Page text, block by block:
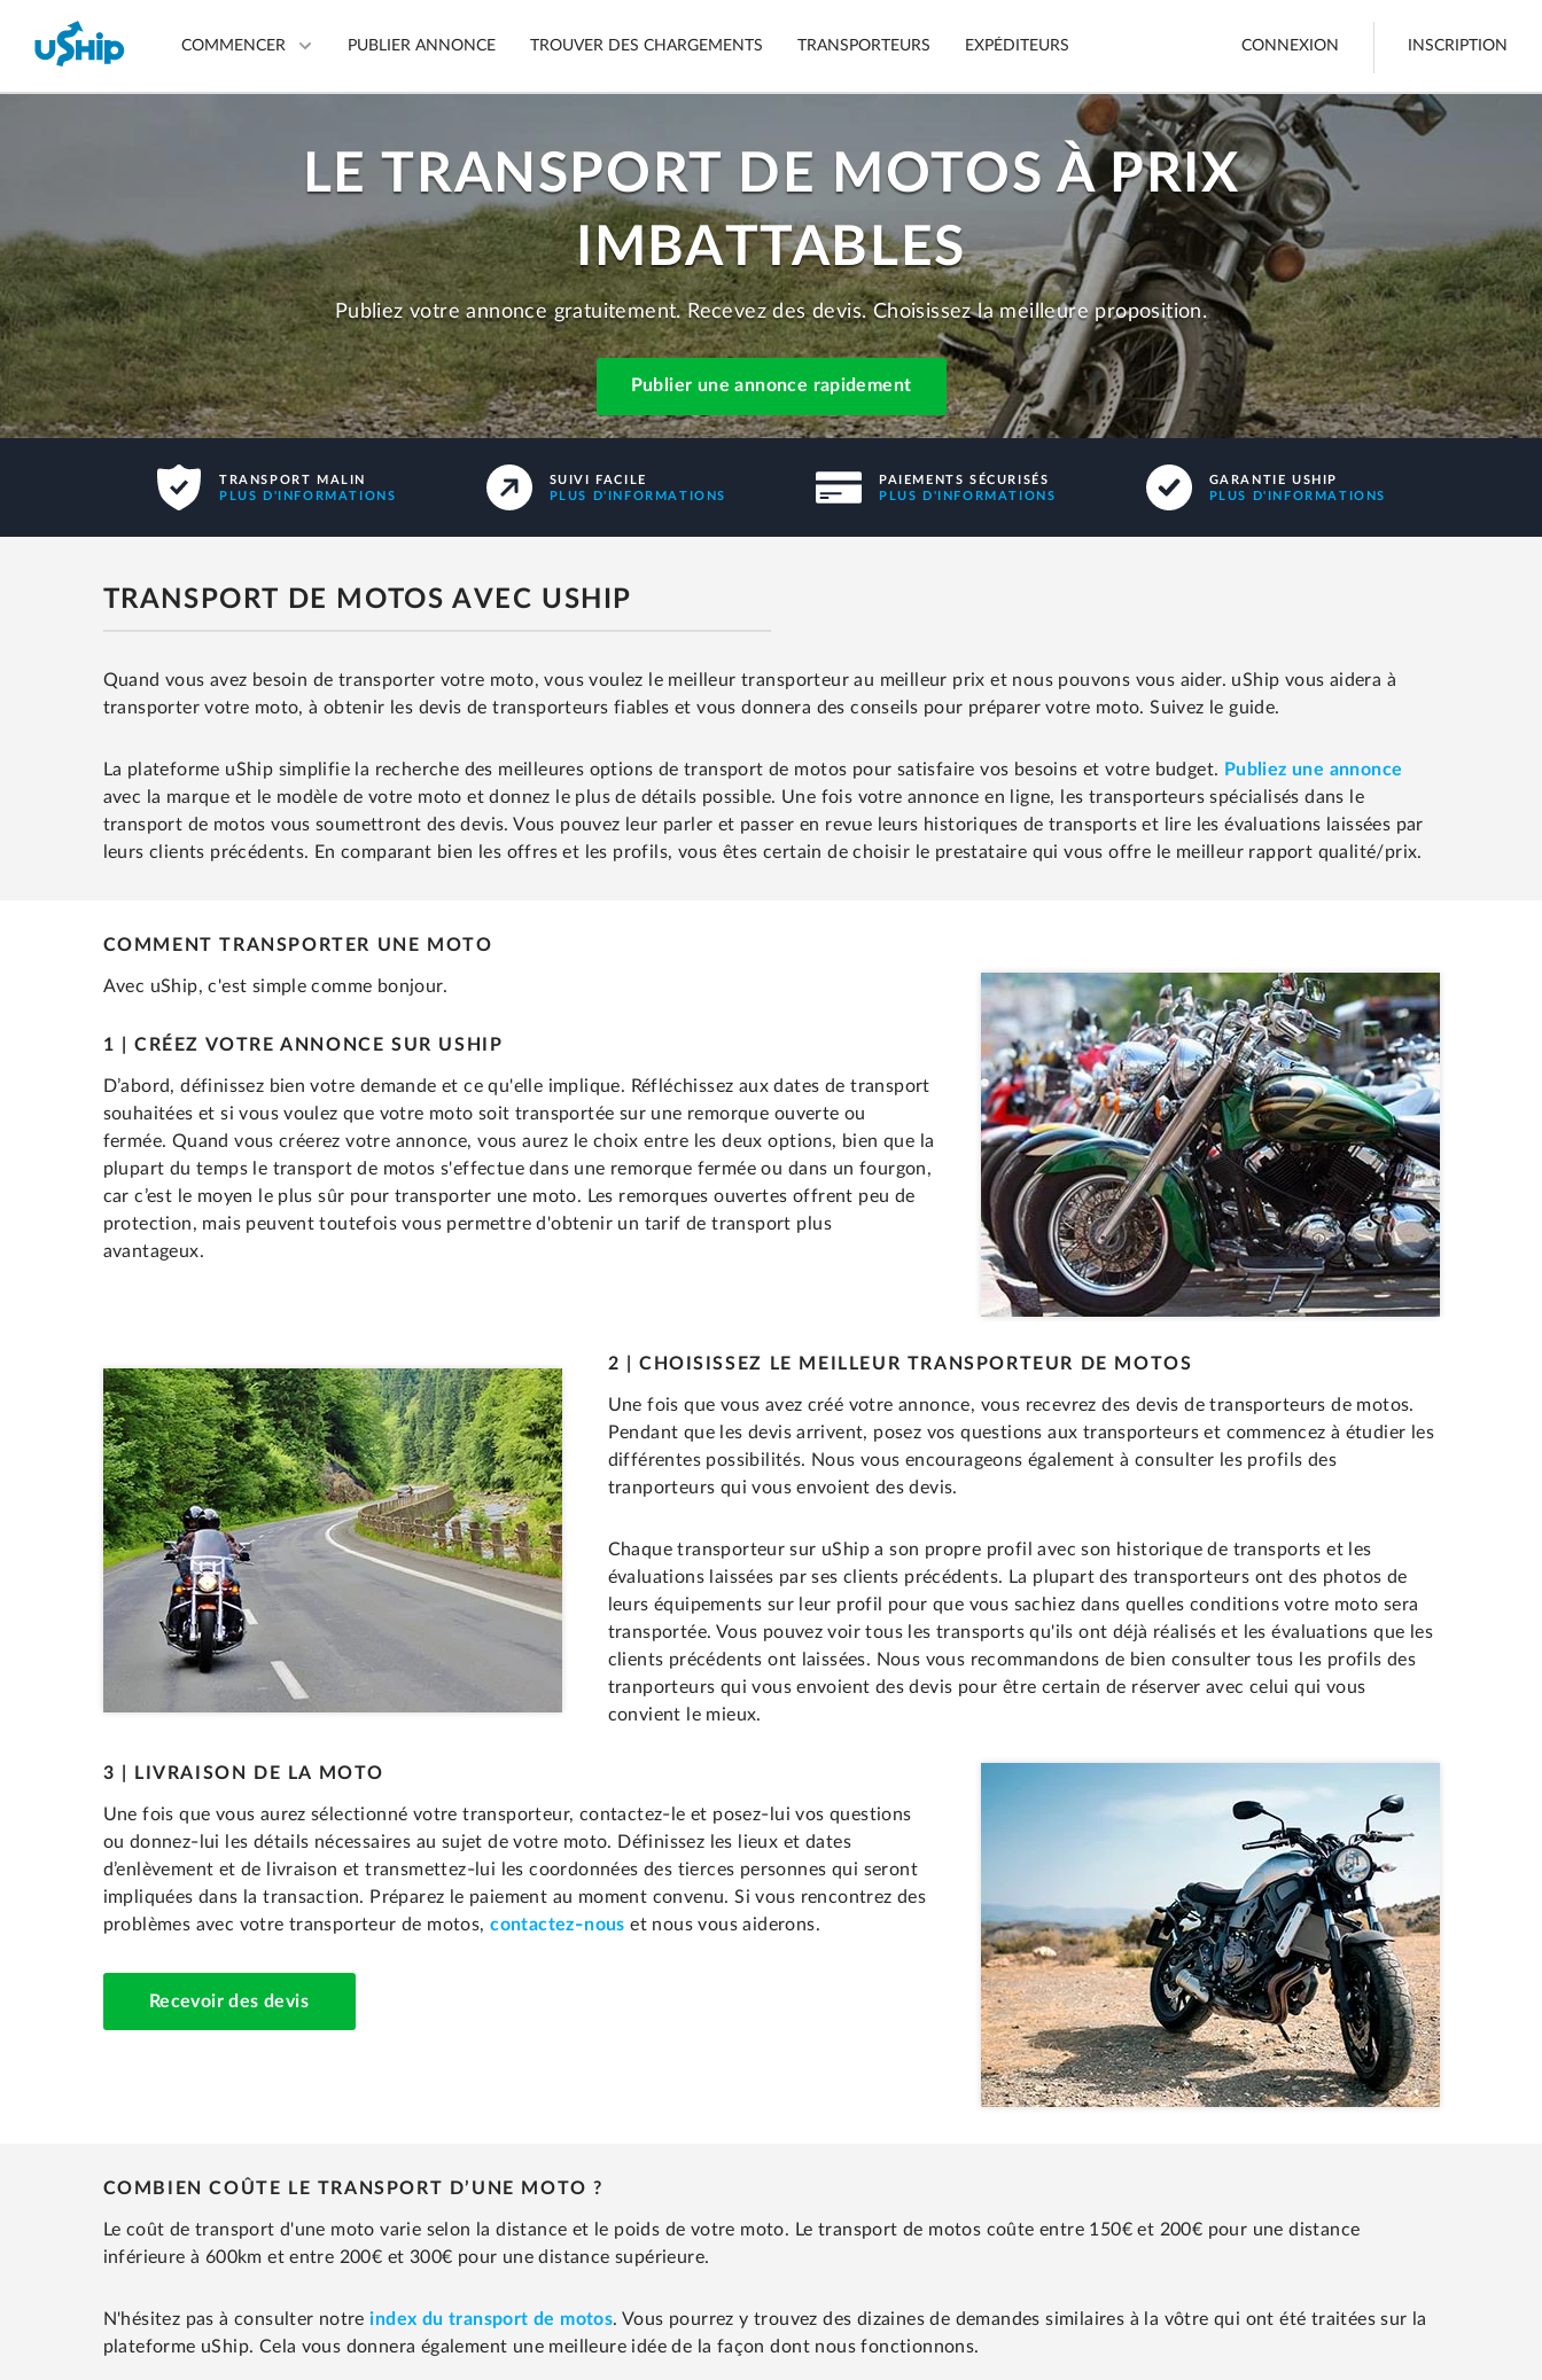
COMMENCER
Publiez votre annonce
Comparez les devis
Choisissez votre
transporteur
Des questions ? On vous aide.
En savoir plus
Suivi
Appli mobile
Sécurité
Garantie
Paiements sécurisés
Motos
Meubles
Fret
Bateaux
Voir tout
Publier une annonce
PUBLIER ANNONCE TROUVER DES CHARGEMENTS TRANSPORTEURS EXPÉDITEURS CONNEXION INSCRIPTION
LE TRANSPORT DE MOTOS À PRIX
IMBATTABLES
Publiez votre annonce gratuitement. Recevez des devis. Choisissez la meilleure proposition.
Publier une annonce rapidement
TRANSPORT MALIN
PLUS D'INFORMATIONS
SUIVI FACILE
PLUS D'INFORMATIONS
PAIEMENTS SÉCURISÉS
PLUS D'INFORMATIONS
GARANTIE USHIP
PLUS D'INFORMATIONS
TRANSPORT DE MOTOS AVEC USHIP
Quand vous avez besoin de transporter votre moto, vous voulez le meilleur transporteur au meilleur prix et nous pouvons vous aider. uShip vous aidera à
transporter votre moto, à obtenir les devis de transporteurs fiables et vous donnera des conseils pour préparer votre moto. Suivez le guide.
La plateforme uShip simplifie la recherche des meilleures options de transport de motos pour satisfaire vos besoins et votre budget. Publiez une annonce
avec la marque et le modèle de votre moto et donnez le plus de détails possible. Une fois votre annonce en ligne, les transporteurs spécialisés dans le
transport de motos vous soumettront des devis. Vous pouvez leur parler et passer en revue leurs historiques de transports et lire les évaluations laissées par
leurs clients précédents. En comparant bien les offres et les profils, vous êtes certain de choisir le prestataire qui vous offre le meilleur rapport qualité/prix.
COMMENT TRANSPORTER UNE MOTO
Avec uShip, c'est simple comme bonjour.
1 | CRÉEZ VOTRE ANNONCE SUR USHIP
D’abord, définissez bien votre demande et ce qu'elle implique. Réfléchissez aux dates de transport
souhaitées et si vous voulez que votre moto soit transportée sur une remorque ouverte ou
fermée. Quand vous créerez votre annonce, vous aurez le choix entre les deux options, bien que la
plupart du temps le transport de motos s'effectue dans une remorque fermée ou dans un fourgon,
car c’est le moyen le plus sûr pour transporter une moto. Les remorques ouvertes offrent peu de
protection, mais peuvent toutefois vous permettre d'obtenir un tarif de transport plus
avantageux.
2 | CHOISISSEZ LE MEILLEUR TRANSPORTEUR DE MOTOS
Une fois que vous avez créé votre annonce, vous recevrez des devis de transporteurs de motos.
Pendant que les devis arrivent, posez vos questions aux transporteurs et commencez à étudier les
différentes possibilités. Nous vous encourageons également à consulter les profils des
tranporteurs qui vous envoient des devis.
Chaque transporteur sur uShip a son propre profil avec son historique de transports et les
évaluations laissées par ses clients précédents. La plupart des transporteurs ont des photos de
leurs équipements sur leur profil pour que vous sachiez dans quelles conditions votre moto sera
transportée. Vous pouvez voir tous les transports qu'ils ont déjà réalisés et les évaluations que les
clients précédents ont laissées. Nous vous recommandons de bien consulter tous les profils des
tranporteurs qui vous envoient des devis pour être certain de réserver avec celui qui vous
convient le mieux.
3 | LIVRAISON DE LA MOTO
Une fois que vous aurez sélectionné votre transporteur, contactez-le et posez-lui vos questions
ou donnez-lui les détails nécessaires au sujet de votre moto. Définissez les lieux et dates
d’enlèvement et de livraison et transmettez-lui les coordonnées des tierces personnes qui seront
impliquées dans la transaction. Préparez le paiement au moment convenu. Si vous rencontrez des
problèmes avec votre transporteur de motos,contactez-nous et nous vous aiderons.
Recevoir des devis
COMBIEN COÛTE LE TRANSPORT D’UNE MOTO ?
Le coût de transport d'une moto varie selon la distance et le poids de votre moto. Le transport de motos coûte entre 150€ et 200€ pour une distance
inférieure à 600km et entre 200€ et 300€ pour une distance supérieure.
N'hésitez pas à consulter notreindex du transport de motos. Vous pourrez y trouvez des dizaines de demandes similaires à la vôtre qui ont été traitées sur la
plateforme uShip. Cela vous donnera également une meilleure idée de la façon dont nous fonctionnons.